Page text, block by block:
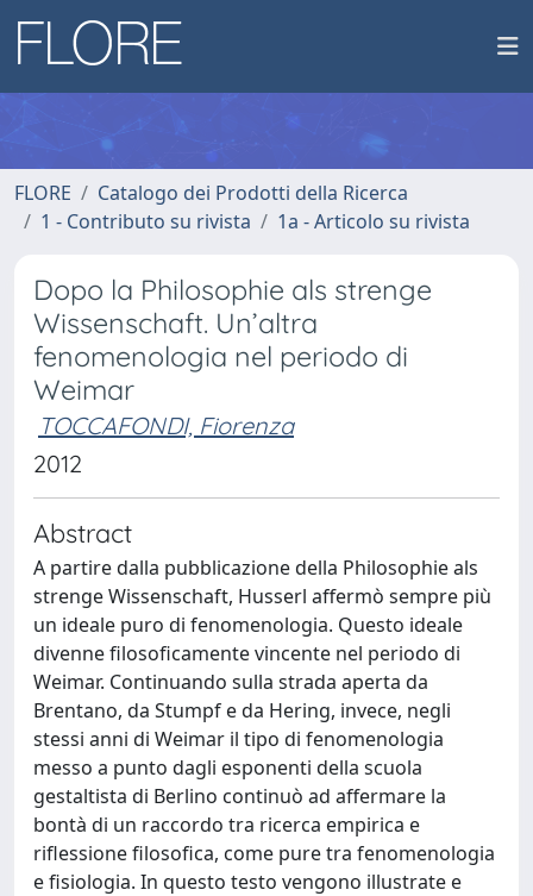
FLORE
Catalogo dei Prodotti della Ricerca
1 - Contributo su rivista
1a - Articolo su rivista
Dopo la Philosophie als strenge
Wissenschaft. Un’altra
fenomenologia nel periodo di
Weimar
TOCCAFONDI, Fiorenza
2012
Abstract
A partire dalla pubblicazione della Philosophie als
strenge Wissenschaft, Husserl affermò sempre più
un ideale puro di fenomenologia. Questo ideale
divenne filosoficamente vincente nel periodo di
Weimar. Continuando sulla strada aperta da
Brentano, da Stumpf e da Hering, invece, negli
stessi anni di Weimar il tipo di fenomenologia
messo a punto dagli esponenti della scuola
gestaltista di Berlino continuò ad affermare la
bontà di un raccordo tra ricerca empirica e
riflessione filosofica, come pure tra fenomenologia
e fisiologia. In questo testo vengono illustrate e